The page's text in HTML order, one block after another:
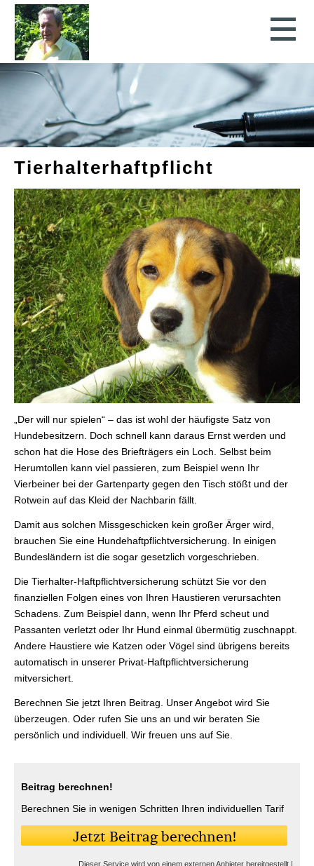
Tierhalterhaftpflicht
„Der will nur spielen“ – das ist wohl der häufigste Satz von
Hundebesitzern. Doch schnell kann daraus Ernst werden und
schon hat die Hose des Briefträgers ein Loch. Selbst beim
Herumtollen kann viel passieren, zum Beispiel wenn Ihr
Vierbeiner bei der Gartenparty gegen den Tisch stößt und der
Rotwein auf das Kleid der Nachbarin fällt.
Damit aus solchen Missgeschicken kein großer Ärger wird,
brauchen Sie eine Hundehaftpflichtversicherung. In einigen
Bundesländern ist die sogar gesetzlich vorgeschrieben.
Die Tierhalter-Haft­pflichtversicherung schützt Sie vor den
finanziellen Folgen eines von Ihren Haustieren verursachten
Schadens. Zum Beispiel dann, wenn Ihr Pferd scheut und
Passanten verletzt oder Ihr Hund einmal übermütig zuschnappt.
Andere Haustiere wie Katzen oder Vögel sind übrigens bereits
automatisch in unserer Privat-Haft­pflichtversicherung
mitversichert.
Berechnen Sie jetzt Ihren Beitrag. Unser Angebot wird Sie
überzeugen. Oder rufen Sie uns an und wir beraten Sie
persönlich und individuell. Wir freuen uns auf Sie.
Beitrag berechnen!
Berechnen Sie in wenigen Schritten Ihren individuellen Tarif
Jetzt Beitrag berechnen!
Dieser Service wird von einem externen Anbieter bereitgestellt |